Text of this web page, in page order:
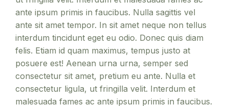
ante ipsum primis in faucibus. Nulla sagittis vel
ante sit amet tempor. In sit amet neque non tellus
interdum tincidunt eget eu odio. Donec quis diam
felis. Etiam id quam maximus, tempus justo at
posuere est! Aenean urna urna, semper sed
consectetur sit amet, pretium eu ante. Nulla et
consectetur ligula, ut fringilla velit. Interdum et
malesuada fames ac ante ipsum primis in faucibus.